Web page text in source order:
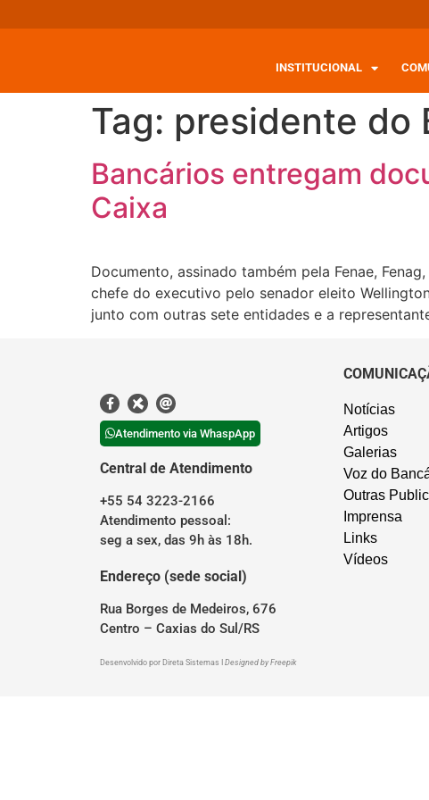
INSTITUCIONAL
Tag: presidente do
Bancários entregam
Caixa
Documento, assinado também pela Fenae,
chefe do executivo pelo senador eleito
junto com outras sete entidades e a
Atendimento via WhaspApp
Central de Atendimento
+55 54 3223-2166
Atendimento pessoal:
seg a sex, das 9h às 18h.
Endereço (sede social)
Rua Borges de Medeiros, 676
Centro – Caxias do Sul/RS
Desenvolvido por Direta Sistemas Designed by Freepik
Notícias
Artigos
Galerias
Voz do
Outras
Imprensa
Links
Vídeos